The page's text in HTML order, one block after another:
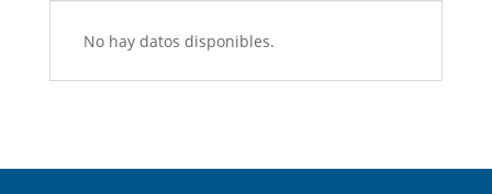
No hay datos disponibles.